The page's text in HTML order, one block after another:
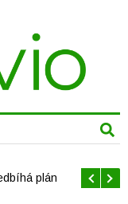
rozrůst